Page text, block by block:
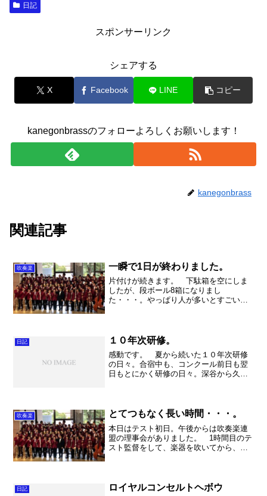
日記
スポンサーリンク
シェアする
X Facebook LINE コピー
kanegonbrassのフォローよろしくお願いします！
kanegonbrass
関連記事
吹奏楽 一瞬で1日が終わりました。
片付けが続きます。 下駄箱を空にしま
したが、段ボール8箱になりまし
た・・・。やっぱり人が多いとすごいで
て。朝の計量。 69.7㎏、BM...
日記 １０年次研修。
感動です。 夏から続いた１０年次研修
の日々。合宿中も、コンクール前日も翌
日もとにかく研修の日々。深谷から久喜
が・・・） 教科別研修と言う事で、...
吹奏楽 とてつもなく長い時間・・・。
本日はテスト初日。午後からは吹奏楽連
盟の理事会がありました。 1時間目のテ
スト監督をして、楽器を吹いてから、マ
て、ゆったりとした気分で...
日記 ロイヤルコンセルトヘボウ